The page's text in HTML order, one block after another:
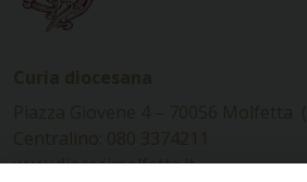
www.diocesimolfetta.it –